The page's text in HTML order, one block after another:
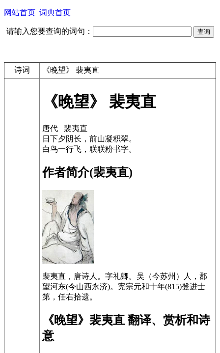
网站首页 词典首页
请输入您要查询的词句：
诗词 《晚望》 裴夷直
《晚望》 裴夷直
唐代 裴夷直
日下夕阴长，前山凝积翠。
白鸟一行飞，联联粉书字。
作者简介(裴夷直)
裴夷直，唐诗人。字礼卿。吴（今苏州）人，郡
望河东(今山西永济)。宪宗元和十年(815)登进士
第，任右拾遗。
《晚望》裴夷直 翻译、赏析和诗
意